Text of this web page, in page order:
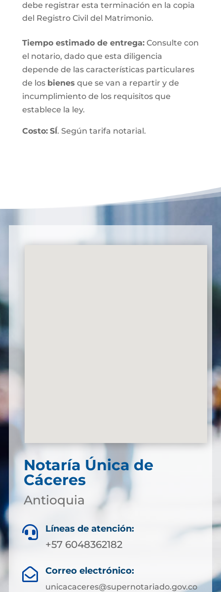
debe registrar esta terminación en la copia
del Registro Civil del Matrimonio.
Tiempo estimado de entrega:Consulte con
el notario, dado que esta diligencia
depende de las características particulares
de los bienes que se van a repartir y de
incumplimiento de los requisitos que
establece la ley.
Costo: SÍ. Según tarifa notarial.
Notaría Única de
Cáceres
Antioquia
 Líneas de atención:
+57 6048362182
 Correo electrónico:
unicacaceres@supernotariado.gov.co